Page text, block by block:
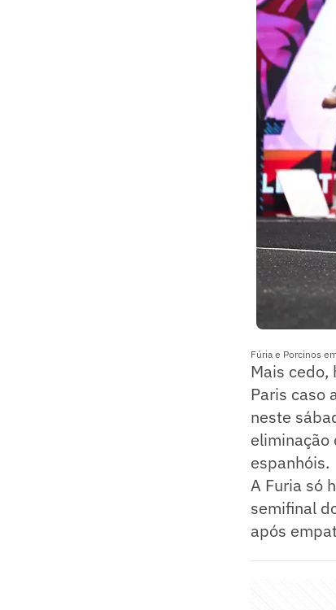
Fúria e Porcinos
Mais cedo,
Paris caso
neste
eliminação
espanhóis.
A Furia só
semifinal
após